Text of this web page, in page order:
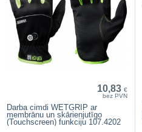
10,83 €
bez PVN
Darba cimdi WETGRIP ar
membrānu un skārienjutīgo
(Touchscreen) funkciju 107.4202